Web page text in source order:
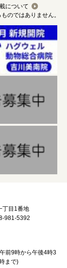
について
のではありません。
丁目1番地
981-5392
前9時から午後4時3
まで)